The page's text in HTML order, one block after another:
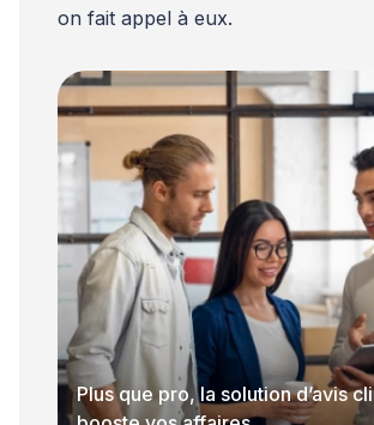
on fait appel à eux.
Plus que pro, la solution d’avis